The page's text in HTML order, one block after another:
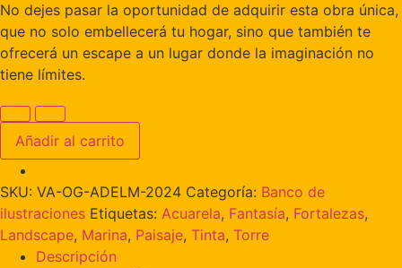
No dejes pasar la oportunidad de adquirir esta obra única,
que no solo embellecerá tu hogar, sino que también te
ofrecerá un escape a un lugar donde la imaginación no
tiene límites.
Añadir al carrito
SKU: VA-OG-ADELM-2024 Categoría: Banco de
ilustraciones Etiquetas: Acuarela, Fantasía, Fortalezas,
Landscape, Marina, Paisaje, Tinta, Torre
Descripción